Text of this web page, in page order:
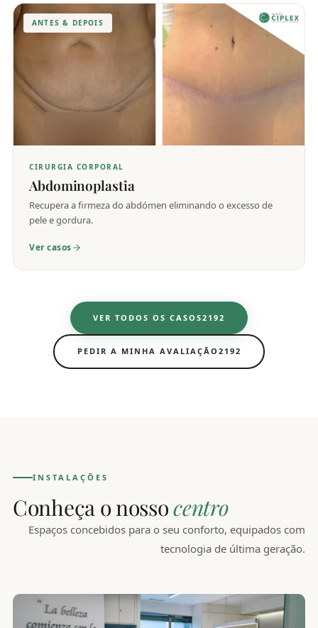
ANTES & DEPOIS
CIRURGIA CORPORAL
Abdominoplastia
Recupera a firmeza do abdómen eliminando o excesso de
pele e gordura.
Ver casos
VER TODOS OS CASOS
PEDIR A MINHA AVALIAÇÃO
INSTALAÇÕES
Conheça o nossocentro
Espaços concebidos para o seu conforto, equipados com
tecnologia de última geração.